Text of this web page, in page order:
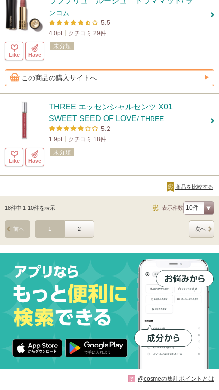
ンコム
5.5
4.0pt クチコミ 29件
Like Have
未分類
この商品の購入サイトへ
THREE エッセンシャルセンツ X01
SWEET SEED OF LOVE/ THREE
5.2
1.9pt クチコミ 18件
Like Have
未分類
商品を比較する
18件中 1-10件を表示 表示件数
1 2
前へ 次へ
? @cosmeの集計ポイントとは